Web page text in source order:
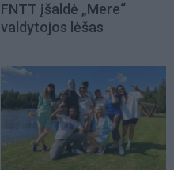
FNTT įšaldė „Mere“
valdytojos lėšas